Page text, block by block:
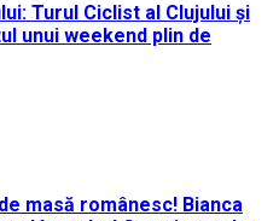
Turul Ciclist al Clujului și
unui weekend plin de
masă românesc! Bianca